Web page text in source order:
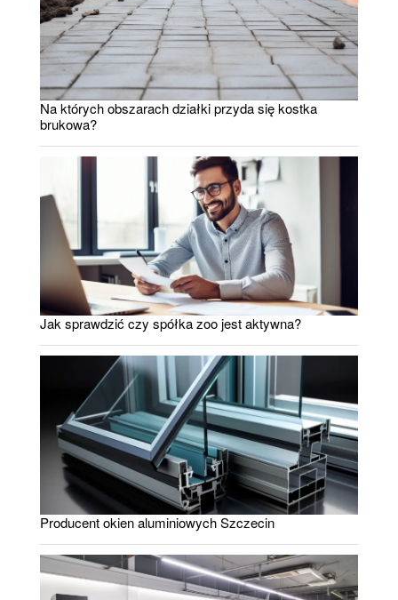
Na których obszarach działki przyda się kostka
brukowa?
Jak sprawdzić czy spółka zoo jest aktywna?
Producent okien aluminiowych Szczecin